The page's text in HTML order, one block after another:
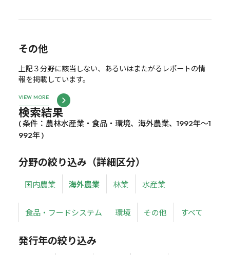
その他
上記３分野に該当しない、あるいはまたがるレポートの情
報を掲載しています。
VIEW MORE
検索結果
( 条件：農林水産業・食品・環境、海外農業、1992年～1
992年 )
分野の絞り込み（詳細区分）
国内農業 海外農業 林業 水産業
食品・フードシステム 環境 その他 すべて
発行年の絞り込み